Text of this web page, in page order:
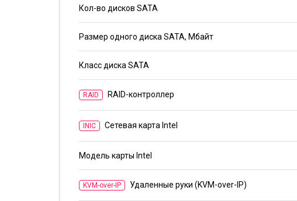
Кол-во дисков SATA
Размер одного диска SATA, Мбайт
Класс диска SATA
RAID RAID-контроллер
INIC Сетевая карта Intel
Модель карты Intel
KVM-over-IP Удаленные руки (KVM-over-IP)